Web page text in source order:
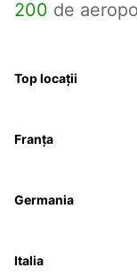
200 de
Top locații
Franța
Germania
Italia